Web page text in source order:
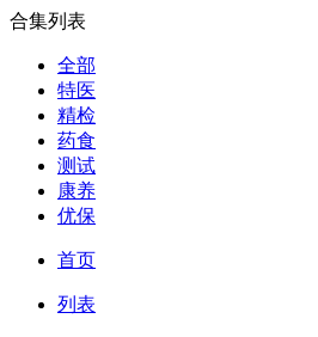
合集列表
全部
特医
精检
药食
测试
康养
优保
首页
列表